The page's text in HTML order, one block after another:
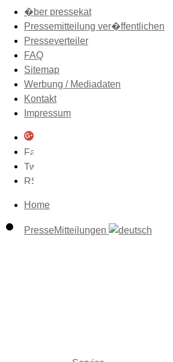
�ber pressekat
Pressemitteilung ver�ffentlichen
Presseverteiler
FAQ
Sitemap
Werbung / Mediadaten
Kontakt
Impressum
Home
PresseMitteilungen